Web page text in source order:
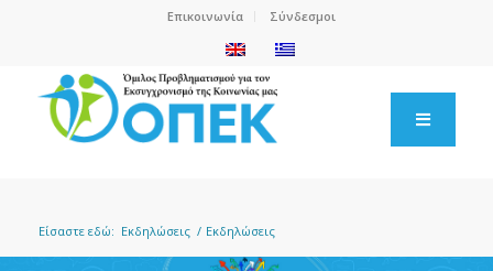
Επικοινωνία Σύνδεσμοι
Είσαστε εδώ: Εκδηλώσεις / Εκδηλώσεις